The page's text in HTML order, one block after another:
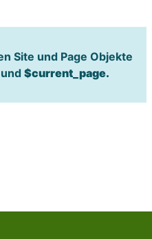
Site und Page Objekte
und $current_page.